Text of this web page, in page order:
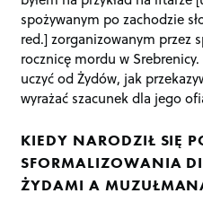
spożywanym po zachodzie
red.] zorganizowanym przez
rocznicę mordu w
uczyć od Żydów, jak
wyrażać szacunek dla jego
KIEDY NARODZIŁ SIĘ
SFORMALIZOWANIA
ŻYDAMI A